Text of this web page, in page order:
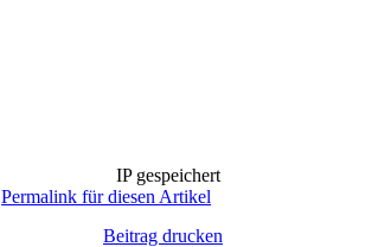
IP gespeichert
Permalink für diesen Artikel
Beitrag drucken